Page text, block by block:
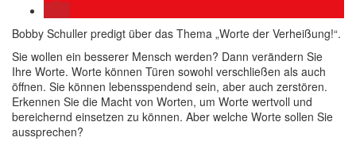
Bobby Schuller predigt über das Thema „Worte der Verheißung!“.
Sie wollen ein besserer Mensch werden? Dann verändern Sie
Ihre Worte. Worte können Türen sowohl verschließen als auch
öffnen. Sie können lebensspendend sein, aber auch zerstören.
Erkennen Sie die Macht von Worten, um Worte wertvoll und
bereichernd einsetzen zu können. Aber welche Worte sollen Sie
aussprechen?